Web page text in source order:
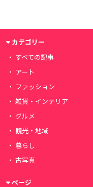
カテゴリー
すべての記事
アート
ファッション
雑貨・インテリア
グルメ
観光・地域
暮らし
古写真
ページ